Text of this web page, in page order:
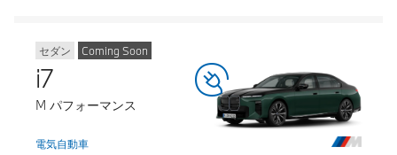
セダン Coming Soon
i7
M パフォーマンス
電気自動車